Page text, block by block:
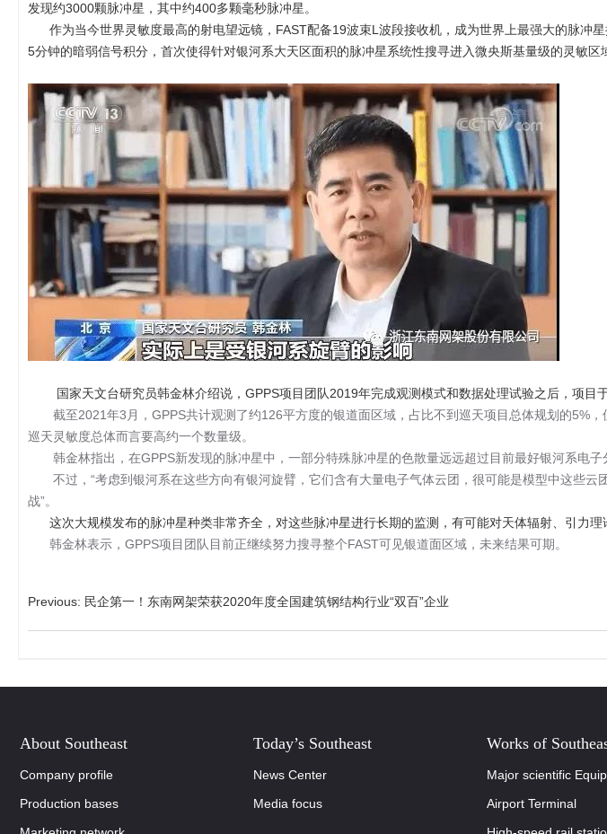
发现约3000颗脉冲星，其中约400多颗毫秒脉冲星。
作为当今世界灵敏度最高的射电望远镜，FAST配备19波束L波段接收机，成为世界上最强大的脉冲
5分钟的暗弱信号积分，首次使得针对银河系大天区面积的脉冲星系统性搜寻进入微央斯基量级的灵敏
国家天文台研究员韩金林介绍说，GPPS项目团队2019年完成观测模式和数据处理试验之后，项目
截至2021年3月，GPPS共计观测了约126平方度的银道面区域，占比不到巡天项目总体规划的5%
巡天灵敏度总体而言要高约一个数量级。
韩金林指出，在GPPS新发现的脉冲星中，一部分特殊脉冲星的色散量远远超过目前最好银河系电子
不过，“考虑到银河系在这些方向有银河旋臂，它们含有大量电子气体云团，很可能是模型中这些云
战”。
这次大规模发布的脉冲星种类非常齐全，对这些脉冲星进行长期的监测，有可能对天体辐射、引力理
韩金林表示，GPPS项目团队目前正继续努力搜寻整个FAST可见银道面区域，未来结果可期。
Previous: 民企第一！东南网架荣获2020年度全国建筑钢结构行业“双百”企业
About Southeast
Company profile
Production bases
Today’s Southeast
News Center
Media focus
Works of
Major scientific
Airport Terminal